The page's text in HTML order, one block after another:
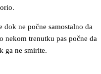
dok ne počne samostalno da
nekom trenutku pas počne da
ga ne smirite.